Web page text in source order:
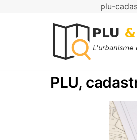
plu-
PLU,